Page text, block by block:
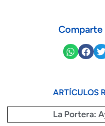
ARTÍCULOS
La Portera: